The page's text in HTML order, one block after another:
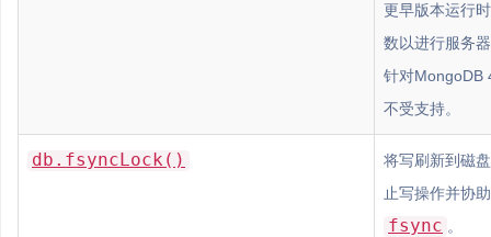
更早版本运行
数以进行服务
针对MongoDB
不受支持。
db.fsyncLock()
将写刷新到磁
止写操作并协
fsync 。